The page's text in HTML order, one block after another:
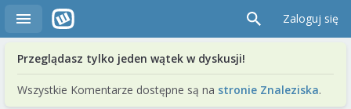
Zaloguj się
Przeglądasz tylko jeden wątek w dyskusji!
Wszystkie Komentarze dostępne są na stronie Znaleziska.